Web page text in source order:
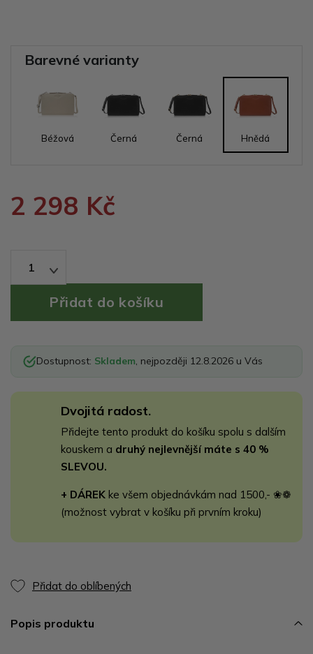
Barevné varianty
Béžová Černá Černá Hnědá
2 298 Kč
1
Dostupnost: Skladem, nejpozději 12.8.2026 u Vás
Dvojitá radost.
Přidejte tento produkt do košíku spolu s dalším
kouskem a druhý nejlevnější máte s 40 %
SLEVOU.
+ DÁREK ke všem objednávkám nad 1500,- ❀❁
(možnost vybrat v košíku při prvním kroku)
Přidat do oblíbených
Popis produktu